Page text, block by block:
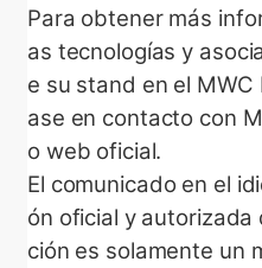
Para obtener más
as tecnologías y
e su stand en el
ase en contacto con
o web oficial.
El comunicado en el
ón oficial y
ción es solamente un